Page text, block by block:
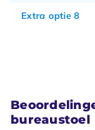
Extra optie 8
bureaustoel